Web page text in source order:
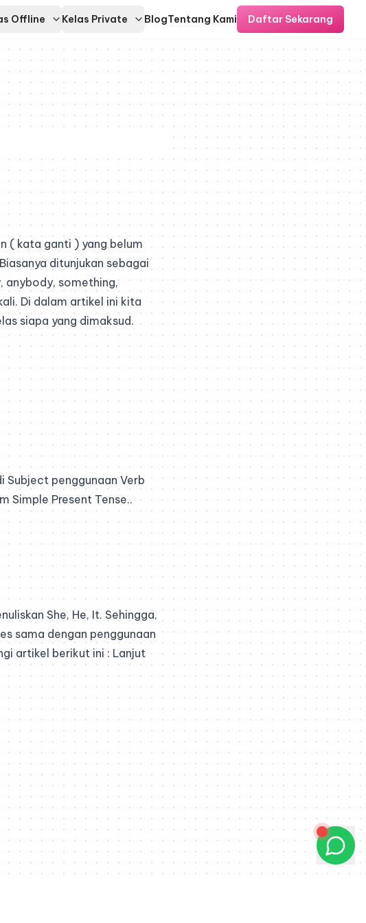
Offline Kelas Private BlogTentang Kami Daftar Sekarang
( kata ganti ) yang belum
ditunjukan sebagai
anybody, something,
Di dalam artikel ini kita
siapa yang dimaksud.
Subject penggunaan Verb
Simple Present Tense..
She, He, It. Sehingga,
sama dengan penggunaan
artikel berikut ini : Lanjut